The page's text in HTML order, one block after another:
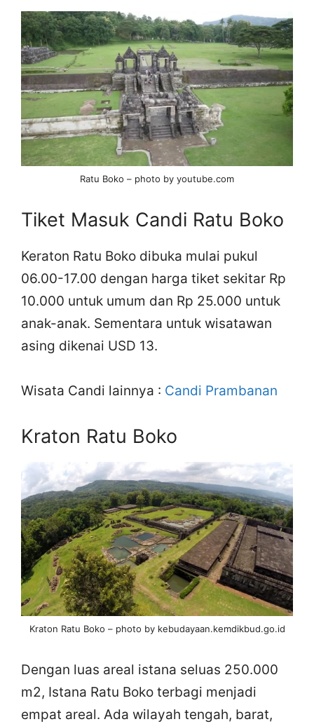
Ratu Boko – photo by youtube.com
Tiket Masuk Candi Ratu Boko
Keraton Ratu Boko dibuka mulai pukul
06.00-17.00 dengan harga tiket sekitar Rp
10.000 untuk umum dan Rp 25.000 untuk
anak-anak. Sementara untuk wisatawan
asing dikenai USD 13.
Wisata Candi lainnya : Candi Prambanan
Kraton Ratu Boko
Kraton Ratu Boko – photo by kebudayaan.kemdikbud.go.id
Dengan luas areal istana seluas 250.000
m2, Istana Ratu Boko terbagi menjadi
empat areal. Ada wilayah tengah, barat,